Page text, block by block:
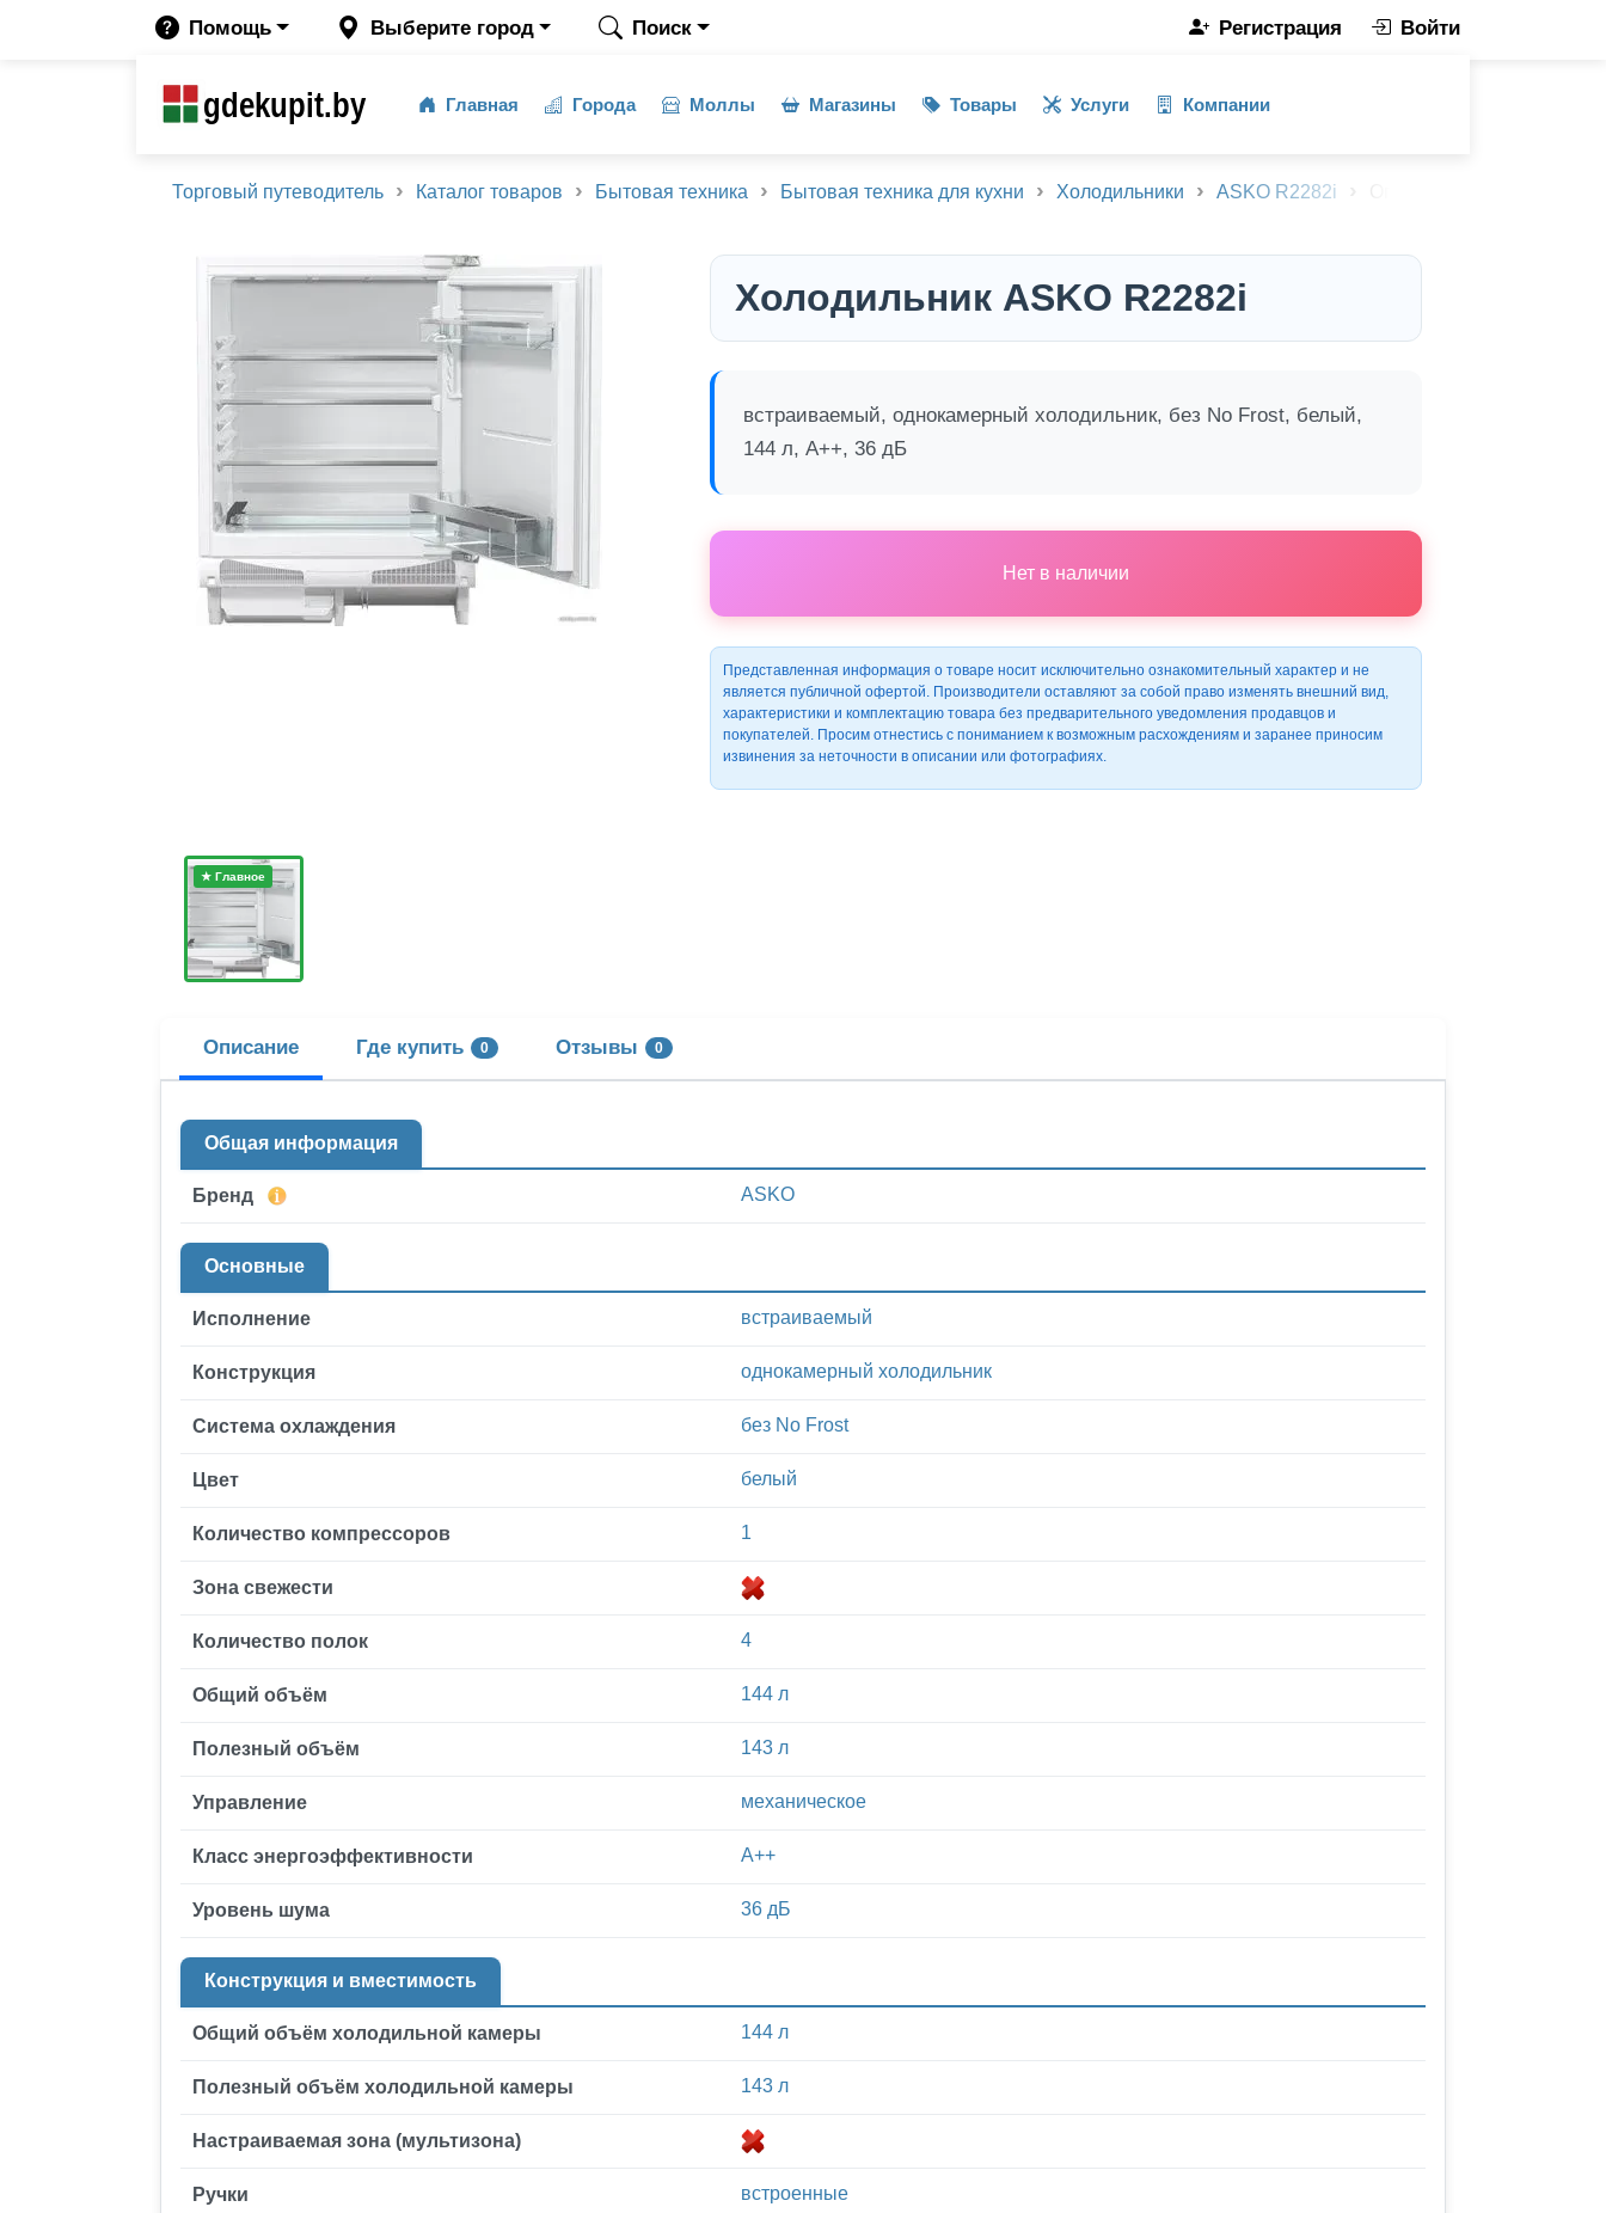
Помощь Выберите город Поиск Регистрация Войти
gdekupit.by Главная Города Моллы Магазины Товары Услуги Компании
Торговый путеводитель Каталог товаров Бытовая техника Бытовая техника для кухни Холодильники ASKO R2282i
Холодильник ASKO R2282i
встраиваемый, однокамерный холодильник, без No Frost, белый,
144 л, A++, 36 дБ
Нет в наличии
Представленная информация о товаре носит исключительно ознакомительный характер и не
является публичной офертой. Производители оставляют за собой право изменять внешний вид,
характеристики и комплектацию товара без предварительного уведомления продавцов и
покупателей. Просим отнестись с пониманием к возможным расхождениям и заранее приносим
извинения за неточности в описании или фотографиях.
★ Главное
Описание Где купить 0 Отзывы 0
Общая информация
Бренд ASKO
Основные
Исполнение встраиваемый
Конструкция однокамерный холодильник
Система охлаждения без No Frost
Цвет белый
Количество компрессоров 1
Зона свежести
Количество полок 4
Общий объём 144 л
Полезный объём 143 л
Управление механическое
Класс энергоэффективности A++
Уровень шума 36 дБ
Конструкция и вместимость
Общий объём холодильной камеры 144 л
Полезный объём холодильной камеры 143 л
Настраиваемая зона (мультизона)
Ручки встроенные